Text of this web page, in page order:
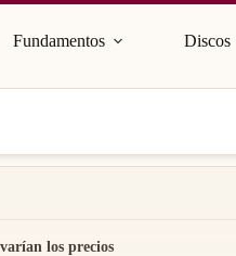
Fundamentos Discos
los precios